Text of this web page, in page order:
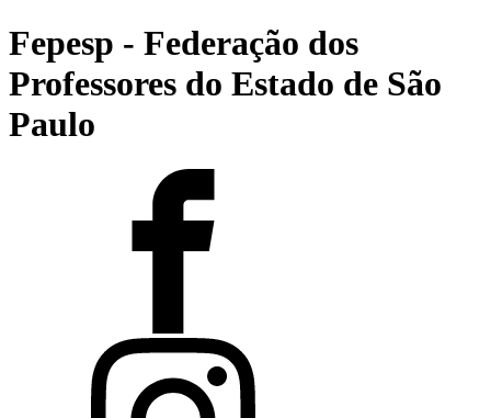
Fepesp - Federação dos
Professores do Estado de São
Paulo